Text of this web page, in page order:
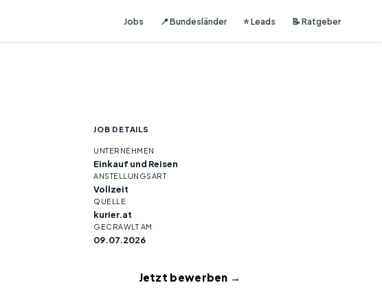
Jobs 📍 Bundesländer ⭐ Leads 📝 Ratgeber
JOB DETAILS
UNTERNEHMEN
Einkauf und Reisen
ANSTELLUNGSART
Vollzeit
QUELLE
kurier.at
GECRAWLT AM
09.07.2026
Jetzt bewerben →